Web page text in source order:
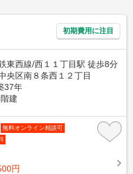
初期費用に注目
東西線/西１１丁目駅 徒歩8分
央区南８条西１２丁目
37年
建
無料オンライン相談可
円